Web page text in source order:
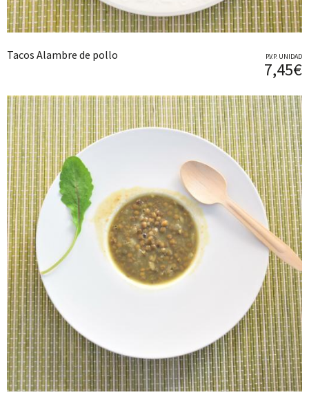
Tacos Alambre de pollo P.V.P. UNIDAD
7,45€